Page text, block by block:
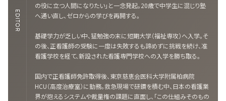
EDITOR
の役に立つ人間になりたい」と一念発起。20歳で中学生に混じり塾
へ通い直し、ゼロからの学びを再開する。
基礎学力が乏しい中、猛勉強の末に短期大学（福祉専攻）へ入学。そ
の後、正看護師の受験に一度は失敗するも諦めずに挑戦を続け、准
看護学校を経て、新設された看護専門学校への入学を勝ち取る。
国内で正看護師免許取得後、東京慈恵会医科大学附属柏病院
HCU（高度治療室）に勤務。救急現場で研鑽を積む中、日本の看護業
界が抱えるシステムや裁量権の課題に直面し、「この仕組みそのもの